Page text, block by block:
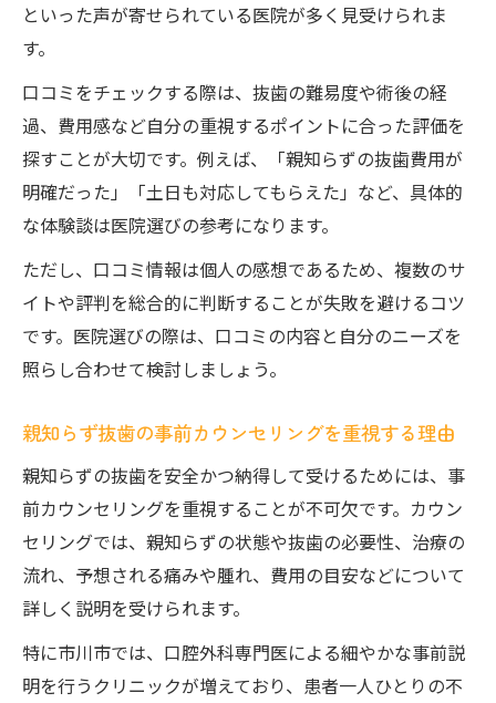
といった声が寄せられている医院が多く見受けられま
す。
口コミをチェックする際は、抜歯の難易度や術後の経
過、費用感など自分の重視するポイントに合った評価を
探すことが大切です。例えば、「親知らずの抜歯費用が
明確だった」「土日も対応してもらえた」など、具体的
な体験談は医院選びの参考になります。
ただし、口コミ情報は個人の感想であるため、複数のサ
イトや評判を総合的に判断することが失敗を避けるコツ
です。医院選びの際は、口コミの内容と自分のニーズを
照らし合わせて検討しましょう。
親知らず抜歯の事前カウンセリングを重視する理由
親知らずの抜歯を安全かつ納得して受けるためには、事
前カウンセリングを重視することが不可欠です。カウン
セリングでは、親知らずの状態や抜歯の必要性、治療の
流れ、予想される痛みや腫れ、費用の目安などについて
詳しく説明を受けられます。
特に市川市では、口腔外科専門医による細やかな事前説
明を行うクリニックが増えており、患者一人ひとりの不